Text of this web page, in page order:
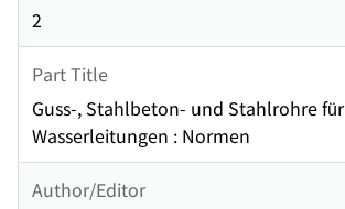
2
Part Title
Guss-, Stahlbeton- und Stahlrohre für
Wasserleitungen : Normen
Author/Editor